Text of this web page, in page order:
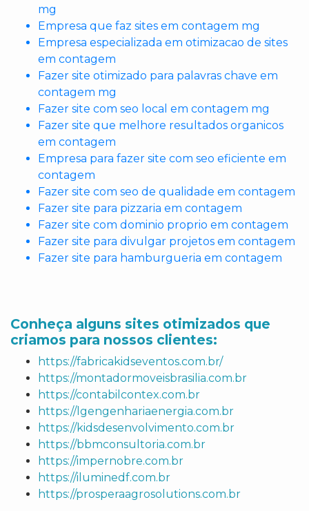
mg
Empresa que faz sites em contagem mg
Empresa especializada em otimizacao de sites
em contagem
Fazer site otimizado para palavras chave em
contagem mg
Fazer site com seo local em contagem mg
Fazer site que melhore resultados organicos
em contagem
Empresa para fazer site com seo eficiente em
contagem
Fazer site com seo de qualidade em contagem
Fazer site para pizzaria em contagem
Fazer site com dominio proprio em contagem
Fazer site para divulgar projetos em contagem
Fazer site para hamburgueria em contagem
Conheça alguns sites otimizados que
criamos para nossos clientes:
https://fabricakidseventos.com.br/
https://montadormoveisbrasilia.com.br
https://contabilcontex.com.br
https://lgengenhariaenergia.com.br
https://kidsdesenvolvimento.com.br
https://bbmconsultoria.com.br
https://impernobre.com.br
https://iluminedf.com.br
https://prosperaagrosolutions.com.br